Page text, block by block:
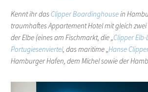
Kennt ihr das Clipper Boardinghousein
traumhaftes Appartement Hotel mit gleich
der Elbe (eines am Fischmarkt, die „Clipper
Portugiesenviertel, das maritime „Hanse
Hamburger Hafen, dem Michel sowie der